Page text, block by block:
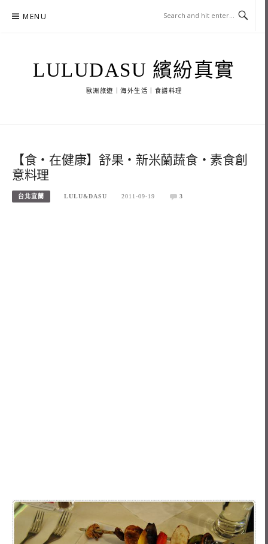
MENU
LULUDASU 繽紛真實
歐洲旅遊｜海外生活｜食譜料理
【食‧在健康】舒果‧新米蘭蔬食‧素食創
意料理
台北宜蘭 LULU&DASU 2011-09-19 3